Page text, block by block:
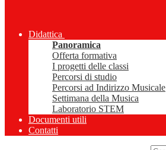
Didattica
Panoramica
Offerta formativa
I progetti delle classi
Percorsi di studio
Percorsi ad Indirizzo Musicale
Settimana della Musica
Laboratorio STEM
Documenti utili
Contatti